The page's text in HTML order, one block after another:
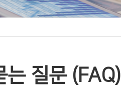
는 질문 (FAQ)